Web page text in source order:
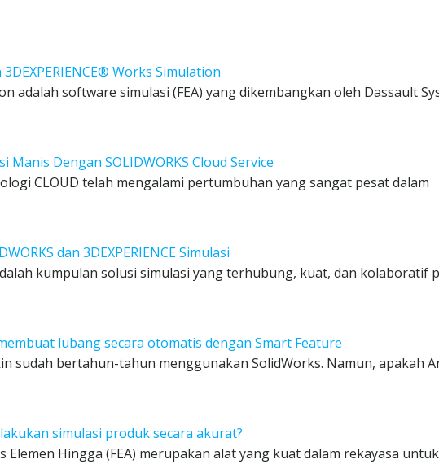
Works Simulation
adalah software simulasi (FEA) yang dikembangkan oleh Dassault
Dengan SOLIDWORKS Cloud Service
CLOUD telah mengalami pertumbuhan yang sangat pesat dalam
dan 3DEXPERIENCE Simulasi
kumpulan solusi simulasi yang terhubung, kuat, dan kolaboratif
lubang secara otomatis dengan Smart Feature
sudah bertahun-tahun menggunakan SolidWorks. Namun, apakah
simulasi produk secara akurat?
Elemen Hingga (FEA) merupakan alat yang kuat dalam rekayasa untuk